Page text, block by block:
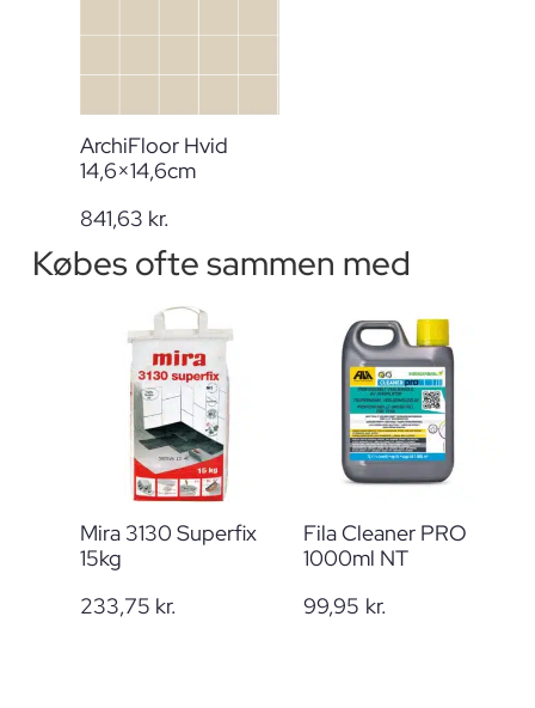
ArchiFloor Hvid
14,6×14,6cm
841,63 kr.
Købes ofte sammen med
Mira 3130 Superfix
15kg
233,75 kr.
Fila Cleaner PRO
1000ml NT
99,95 kr.